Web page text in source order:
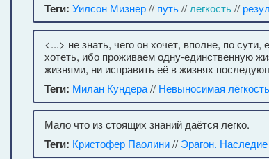
Теги: Уилсон Мизнер// путь// легкость//
<...> не знать, чего он хочет, вполне, по
хотеть, ибо проживаем одну-единственную
жизнями, ни исправить её в жизнях
Теги: Милан Кундера// Невыносимая
Мало что из стоящих знаний даётся легко.
Теги: Кристофер Паолини// Эрагон. Наследие